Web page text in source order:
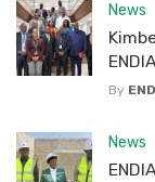
News
By
News